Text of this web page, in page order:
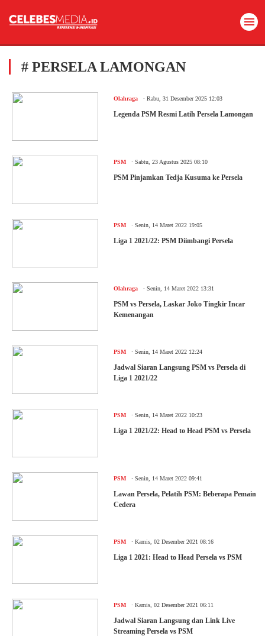
# PERSELA LAMONGAN
Olahraga Rabu, 31 Desember 2025 12:03
Legenda PSM Resmi Latih Persela Lamongan
PSM Sabtu, 23 Agustus 2025 08:10
PSM Pinjamkan Tedja Kusuma ke Persela
PSM Senin, 14 Maret 2022 19:05
Liga 1 2021/22: PSM Diimbangi Persela
Olahraga Senin, 14 Maret 2022 13:31
PSM vs Persela, Laskar Joko Tingkir Incar
Kemenangan
PSM Senin, 14 Maret 2022 12:24
Jadwal Siaran Langsung PSM vs Persela di
Liga 1 2021/22
PSM Senin, 14 Maret 2022 10:23
Liga 1 2021/22: Head to Head PSM vs Persela
PSM Senin, 14 Maret 2022 09:41
Lawan Persela, Pelatih PSM: Beberapa Pemain
Cedera
PSM Kamis, 02 Desember 2021 08:16
Liga 1 2021: Head to Head Persela vs PSM
PSM Kamis, 02 Desember 2021 06:11
Jadwal Siaran Langsung dan Link Live
Streaming Persela vs PSM